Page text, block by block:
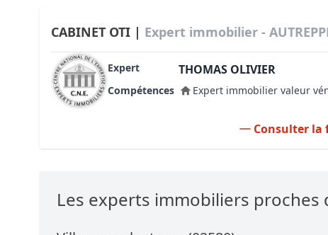
CABINET OTI | Expert immobilier -
Expert THOMAS OLIVIER
Compétences Expert immobilier valeur
Consulter la
Les experts immobiliers proches